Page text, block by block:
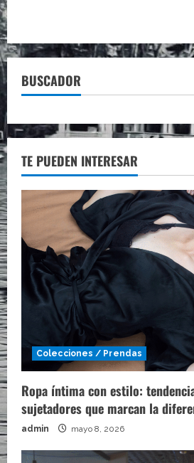
BUSCADOR
TE PUEDEN INTERESAR
Colecciones / Prendas
Ropa íntima con estilo:
sujetadores que marcan la
admin mayo 8, 2026